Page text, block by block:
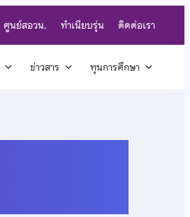
ศูนย์สอวน. ทำเนียบรุ่น ติดต่อเรา
ข่าวสาร ทุนการศึกษา